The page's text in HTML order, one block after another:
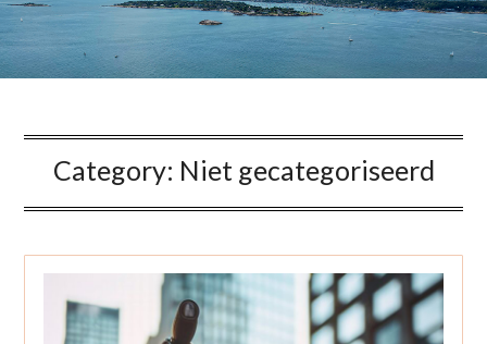
Category: Niet gecategoriseerd